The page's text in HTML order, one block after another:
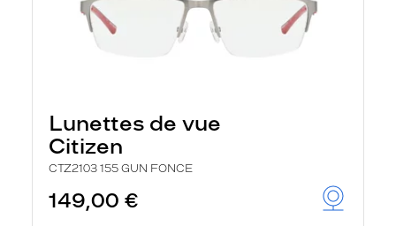
Lunettes de vue
Citizen
CTZ2103 155 GUN FONCE
149,00 €